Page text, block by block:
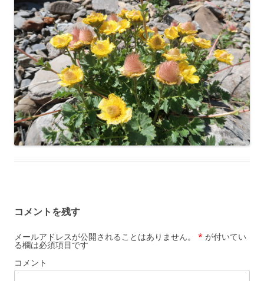
コメントを残す
メールアドレスが公開されることはありません。 * が付いてい
る欄は必須項目です
コメント